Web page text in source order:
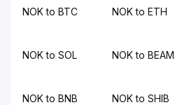
NOK to BTC NOK to ETH
NOK to SOL NOK to BEAM
NOK to BNB NOK to SHIB